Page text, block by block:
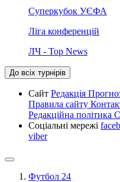
Суперкубок УЄФА
Ліга конференцій
ЛЧ - Top News
До всіх турнірів
Сайт Редакція
Правила сайту
Редакційна політика
Соціальні мережі
viber
Футбол 24